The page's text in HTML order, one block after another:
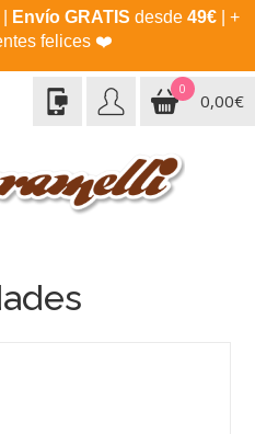
Envío GRATIS desde 49€| +
felices ❤️
0
0,00€